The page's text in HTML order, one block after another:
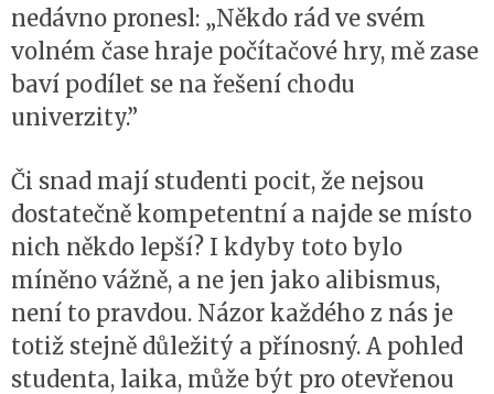
nedávno pronesl: „Někdo rád ve svém
volném čase hraje počítačové hry, mě zase
baví podílet se na řešení chodu
univerzity.”
Či snad mají studenti pocit, že nejsou
dostatečně kompetentní a najde se místo
nich někdo lepší? I kdyby toto bylo
míněno vážně, a ne jen jako alibismus,
není to pravdou. Názor každého z nás je
totiž stejně důležitý a přínosný. A pohled
studenta, laika, může být pro otevřenou